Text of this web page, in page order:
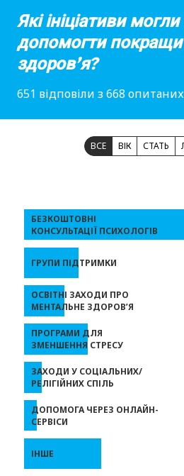
Які ініціативи
допомогти
здоров’я?
651 відповіли з 668 опитаних
ВСЕ ВІК СТАТЬ
БЕЗКОШТОВНІ
КОНСУЛЬТАЦІЇ ПСИХОЛОГІВ
ГРУПИ ПІДТРИМКИ
ОСВІТНІ ЗАХОДИ ПРО
МЕНТАЛЬНЕ ЗДОРОВ’Я
ПРОГРАМИ ДЛЯ
ЗМЕНШЕННЯ СТРЕСУ
ЗАХОДИ У СОЦІАЛЬНИХ/
РЕЛІГІЙНИХ СПІЛЬ
ДОПОМОГА ЧЕРЕЗ ОНЛАЙН-
СЕРВІСИ
ІНШЕ